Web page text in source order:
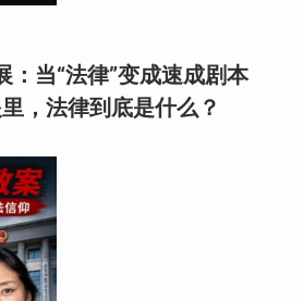
：当“法律”变成速成剧本
，法律到底是什么？